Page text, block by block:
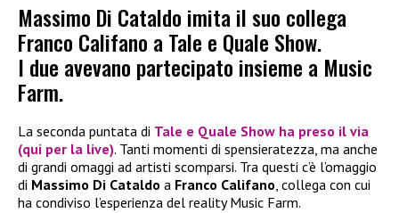
Massimo Di Cataldo imita il suo collega
Franco Califano a Tale e Quale Show.
I due avevano partecipato insieme a Music
Farm.
La seconda puntata di Tale e Quale Show ha preso il via
(qui per la live). Tanti momenti di spensieratezza, ma anche
di grandi omaggi ad artisti scomparsi. Tra questi c’è l’omaggio
di Massimo Di Cataldo a Franco Califano, collega con cui
ha condiviso l’esperienza del reality Music Farm.